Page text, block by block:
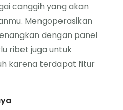
canggih yang akan
Mengoperasikan
dengan panel
ribet juga untuk
karena terdapat fitur